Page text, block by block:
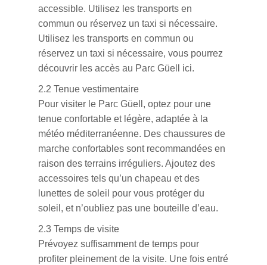
accessible. Utilisez les transports en
commun ou réservez un taxi si nécessaire.
Utilisez les transports en commun ou
réservez un taxi si nécessaire, vous pourrez
découvrir les accès au Parc Güell ici.
2.2 Tenue vestimentaire
Pour visiter le Parc Güell, optez pour une
tenue confortable et légère, adaptée à la
météo méditerranéenne. Des chaussures de
marche confortables sont recommandées en
raison des terrains irréguliers. Ajoutez des
accessoires tels qu’un chapeau et des
lunettes de soleil pour vous protéger du
soleil, et n’oubliez pas une bouteille d’eau.
2.3 Temps de visite
Prévoyez suffisamment de temps pour
profiter pleinement de la visite. Une fois entré